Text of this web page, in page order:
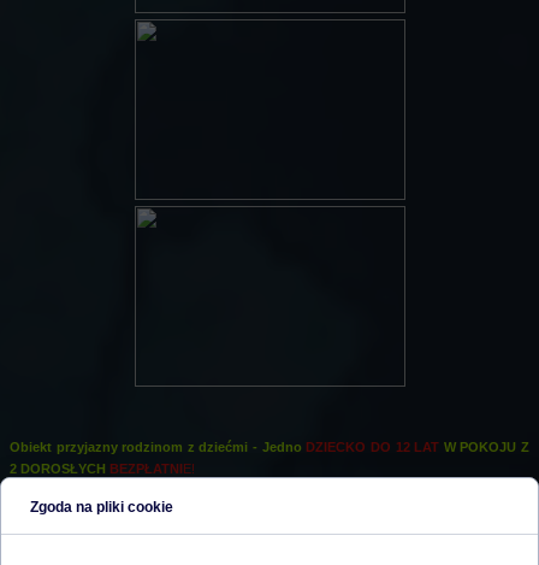
Obiekt przyjazny rodzinom z dziećmi - Jedno DZIECKO DO 12 LAT W POKOJU Z
2 DOROSŁYCH BEZPŁATNIE!
Po kąpieli w odkrytym basenie, Goście mogą relaksować się w spa i klubie fitness z
sauną, centrum fitness oraz wanną z hydromasażem. Dla miłośników aktywnego
Zgoda na pliki cookie